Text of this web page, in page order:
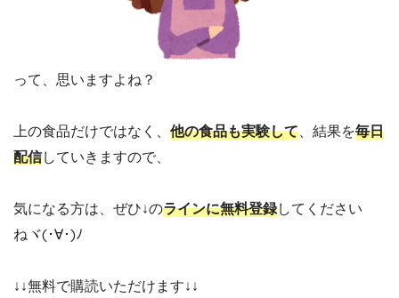
って、思いますよね？
上の食品だけではなく、 他の食品も実験して 、結果を毎日
配信していきますので、
気になる方は、ぜひ↓のラインに無料登録してください
ねヾ(･∀･)ﾉ
↓↓無料で購読いただけます↓↓